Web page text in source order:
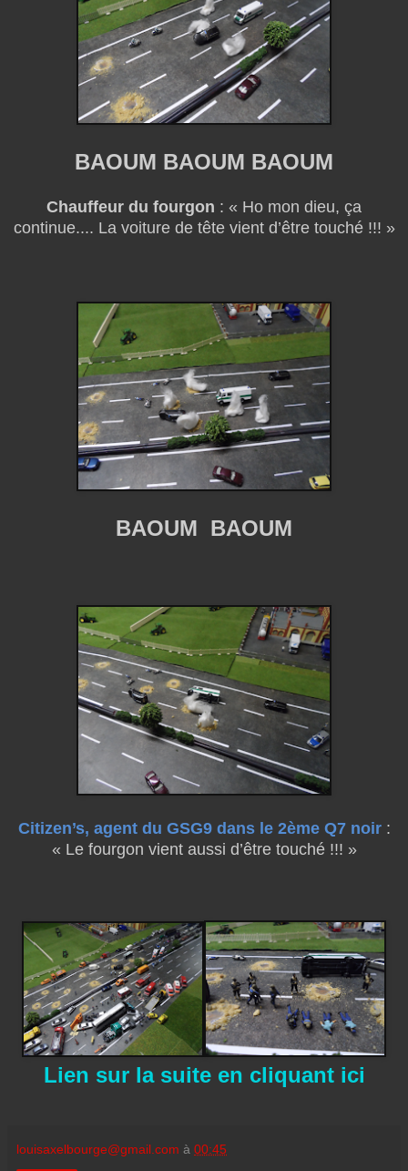
BAOUM BAOUM BAOUM
Chauffeur du fourgon : « Ho mon dieu, ça
continue.... La voiture de tête vient d’être touché !!! »
BAOUM BAOUM
Citizen’s, agent du GSG9 dans le 2ème Q7 noir :
« Le fourgon vient aussi d’être touché !!! »
Lien sur la suite en cliquant ici
louisaxelbourge@gmail.com à 00:45